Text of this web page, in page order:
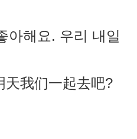
아해요. 우리 내일
天我们一起去吧?